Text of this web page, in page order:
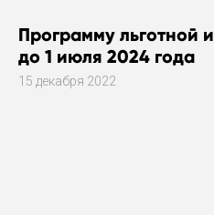
Программу льготной
до 1 июля 2024 года
15 декабря 2022